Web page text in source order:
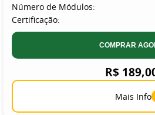
Número de Módulos:
Certificação:
COMPRAR
R$
Mais Info